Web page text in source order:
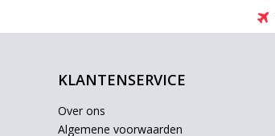
KLANTENSERVICE
Over ons
Algemene voorwaarden